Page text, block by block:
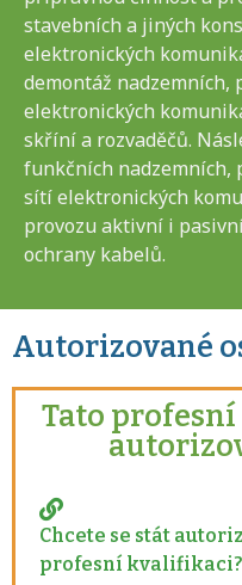
stavebních a jiných
elektronických
demontáž nadzemních,
elektronických
skříní a rozvaděčů.
funkčních nadzemních,
sítí elektronických
provozu aktivní i
ochrany kabelů.
Autorizované
Tato
Chcete se stát
profesní kvalifikaci?